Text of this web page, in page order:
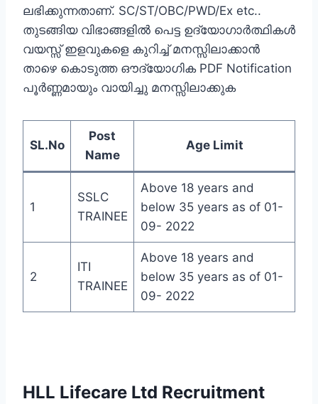
ലഭിക്കുന്നതാണ്. SC/ST/OBC/PWD/Ex etc..
തുടങ്ങിയ വിഭാങ്ങളില്‍ പെട്ട ഉദ്യോഗാര്‍ത്ഥികള്‍
വയസ്സ് ഇളവുകളെ കുറിച്ച് മനസ്സിലാക്കാന്‍ ‍
താഴെ കൊടുത്ത ഔദ്യോഗിക PDF Notification
പൂര്‍ണ്ണമായും വായിച്ചു മനസ്സിലാക്കുക
SL.No
Post
Name
Age Limit
1
SSLC
TRAINEE
Above 18 years and
below 35 years as of 01-
09- 2022
2
ITI
TRAINEE
Above 18 years and
below 35 years as of 01-
09- 2022
HLL Lifecare Ltd Recruitment